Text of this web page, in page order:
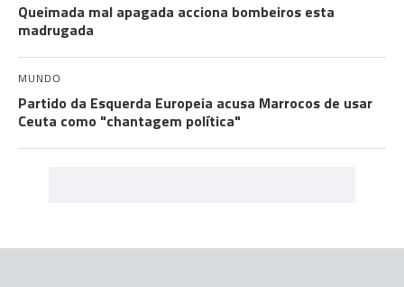
Queimada mal apagada acciona bombeiros esta
madrugada
MUNDO
Partido da Esquerda Europeia acusa Marrocos de usar
Ceuta como "chantagem política"